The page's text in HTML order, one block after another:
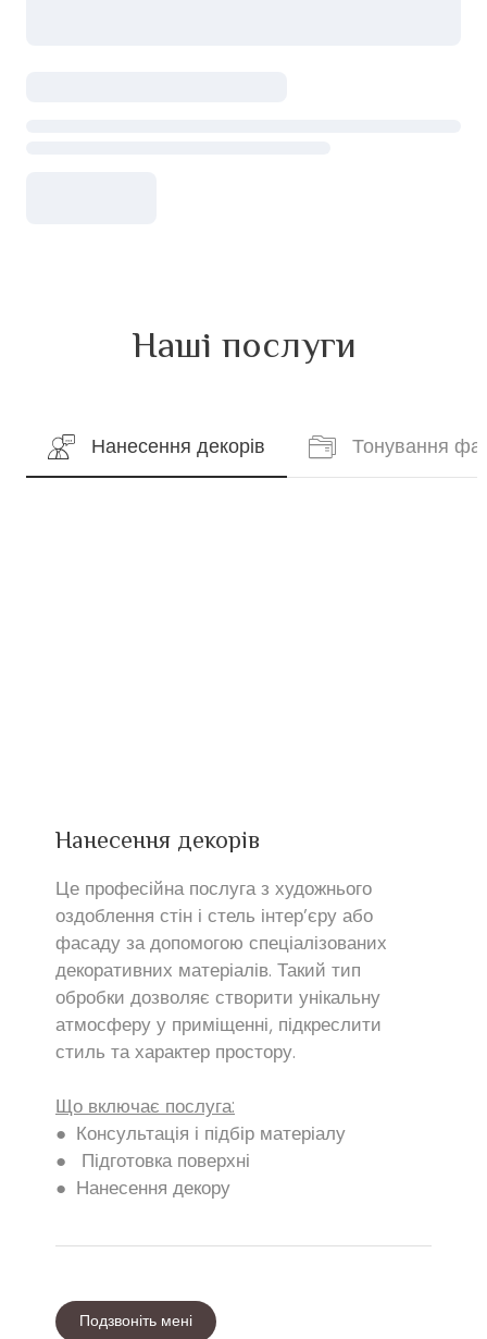
Наші послуги
Нанесення декорів Тонування
Нанесення декорів
Це професійна послуга з художнього
оздоблення стін і стель інтер’єру або
фасаду за допомогою спеціалізованих
декоративних матеріалів. Такий тип
обробки дозволяє створити унікальну
атмосферу у приміщенні, підкреслити
стиль та характер простору.
Що включає послуга:
● Консультація і підбір матеріалу
● Підготовка поверхні
● Нанесення декору
Подзвоніть мені